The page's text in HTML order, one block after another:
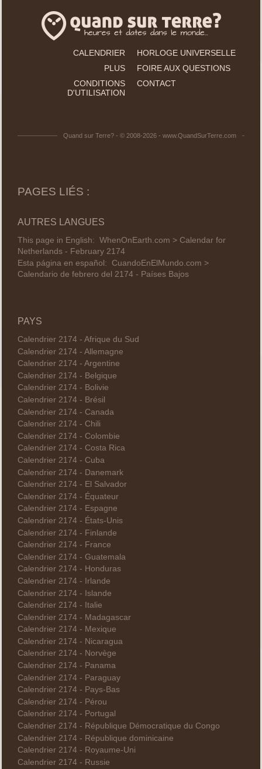
CALENDRIER
HORLOGE UNIVERSELLE
PLUS
FOIRE AUX QUESTIONS
CONDITIONS
D'UTILISATION
CONTACT
Quand sur Terre? - © 2008-2026 - www.QuandSurTerre.com
PAGES LIÉS :
AUTRES LANGUES
This page in English: WhenOnEarth.com > Calendar for
Netherlands - February 2174
Esta página en español: CuandoEnElMundo.com >
Calendario de febrero del 2174 - Países Bajos
PAYS
Calendrier 2174 - Afrique du Sud
Calendrier 2174 - Allemagne
Calendrier 2174 - Argentine
Calendrier 2174 - Belgique
Calendrier 2174 - Bolivie
Calendrier 2174 - Brésil
Calendrier 2174 - Canada
Calendrier 2174 - Chili
Calendrier 2174 - Colombie
Calendrier 2174 - Costa Rica
Calendrier 2174 - Cuba
Calendrier 2174 - Danemark
Calendrier 2174 - El Salvador
Calendrier 2174 - Équateur
Calendrier 2174 - Espagne
Calendrier 2174 - États-Unis
Calendrier 2174 - Finlande
Calendrier 2174 - France
Calendrier 2174 - Guatemala
Calendrier 2174 - Honduras
Calendrier 2174 - Irlande
Calendrier 2174 - Islande
Calendrier 2174 - Italie
Calendrier 2174 - Madagascar
Calendrier 2174 - Mexique
Calendrier 2174 - Nicaragua
Calendrier 2174 - Norvège
Calendrier 2174 - Panama
Calendrier 2174 - Paraguay
Calendrier 2174 - Pays-Bas
Calendrier 2174 - Pérou
Calendrier 2174 - Portugal
Calendrier 2174 - République Démocratique du Congo
Calendrier 2174 - République dominicaine
Calendrier 2174 - Royaume-Uni
Calendrier 2174 - Russie